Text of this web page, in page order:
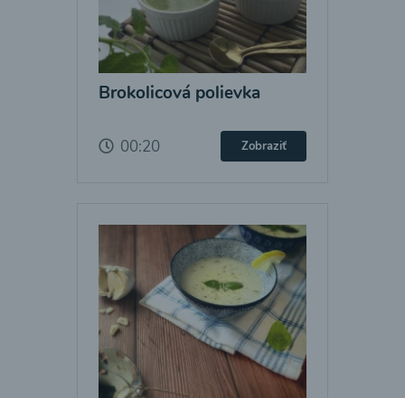
Brokolicová polievka
00:20 Zobraziť